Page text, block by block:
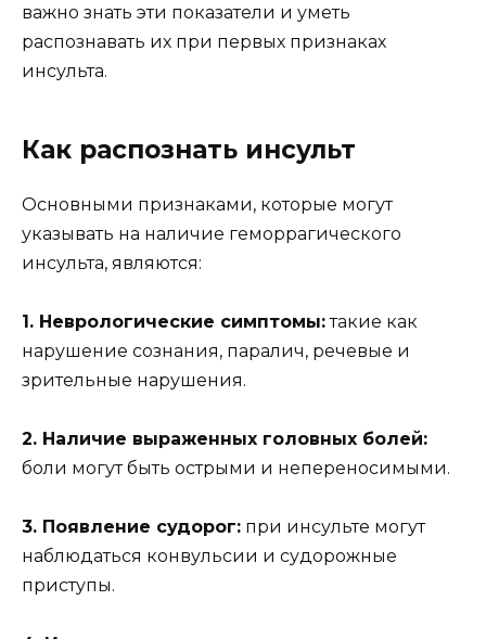
важно знать эти показатели и уметь
распознавать их при первых признаках
инсульта.
Как распознать инсульт
Основными признаками, которые могут
указывать на наличие геморрагического
инсульта, являются:
1. Неврологические симптомы:такие как
нарушение сознания, паралич, речевые и
зрительные нарушения.
2. Наличие выраженных головных болей:
боли могут быть острыми и непереносимыми.
3. Появление судорог: при инсульте могут
наблюдаться конвульсии и судорожные
приступы.